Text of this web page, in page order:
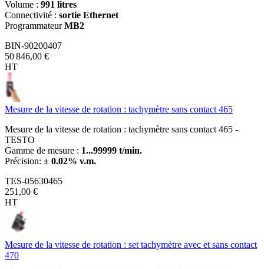
Volume : 991 litres
Connectivité : sortie Ethernet
ProgrammateurMB2
BIN-90200407
50 846,00 €
HT
Mesure de la vitesse de rotation : tachymètre sans contact 465
Mesure de la vitesse de rotation : tachymètre sans contact 465 -
TESTO
Gamme de mesure : 1...99999 t/min.
Précision: ± 0.02% v.m.
TES-05630465
251,00 €
HT
Mesure de la vitesse de rotation : set tachymètre avec et sans contact
470